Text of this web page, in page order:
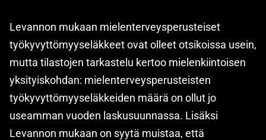
Levannon mukaan mielenterveysperusteiset
työkyvyttömyyseläkkeet ovat olleet otsikoissa usein,
mutta tilastojen tarkastelu kertoo mielenkiintoisen
yksityiskohdan: mielenterveysperusteisten
työkyvyttömyyseläkkeiden määrä on ollut jo
useamman vuoden laskusuunnassa. Lisäksi
Levannon mukaan on syytä muistaa, että